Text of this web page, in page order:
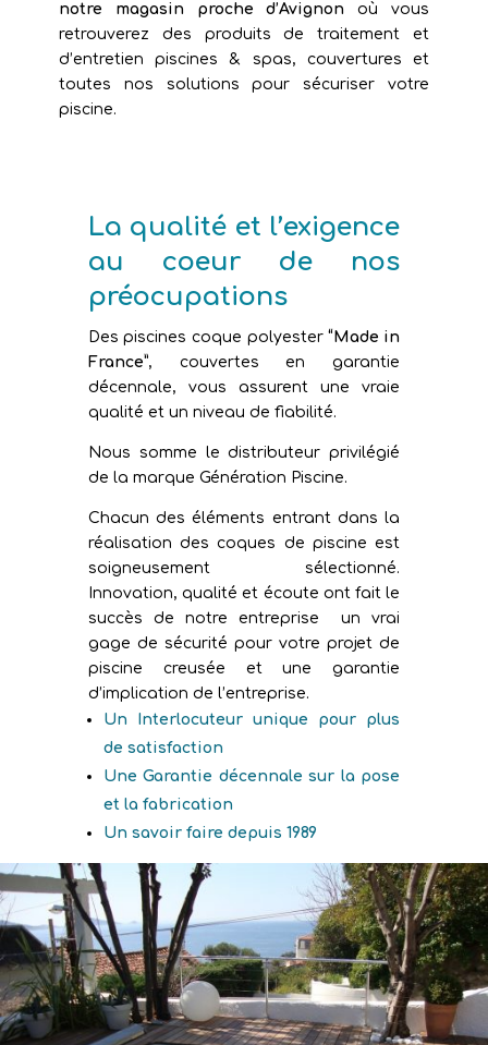
notre magasin proche d’Avignonoù vous
retrouverez des produits de traitement et
d’entretien piscines & spas, couvertures et
toutes nos solutions pour sécuriser votre
piscine.
La qualité et l’exigence
au coeur de nos
préocupations
Des piscines coque polyester“Made in
France”, couvertes en garantie
décennale, vous assurent une vraie
qualité et un niveau de fiabilité.
Nous somme le distributeur privilégié
de la marque Génération Piscine.
Chacun des éléments entrant dans la
réalisation des coques de piscine est
soigneusement sélectionné.
Innovation, qualité et écoute ont fait le
succès de notre entreprise un vrai
gage de sécurité pour votre projet de
piscine creusée et une garantie
d’implication de l’entreprise.
Un Interlocuteur unique pour plus
de satisfaction
Une Garantie décennale sur la pose
et la fabrication
Un savoir faire depuis 1989